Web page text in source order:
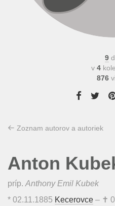
9
v 4
876
Zoznam autorov a autoriek
Anton
príp. Anthony Emil Kubek
* 02.11.1885 Kecerovce – ✝